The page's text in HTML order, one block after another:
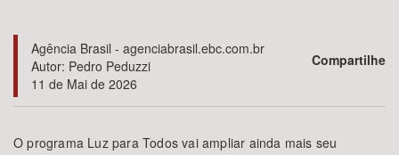
Bioma / Bacia
Tema
Agência Brasil - agenciabrasil.ebc.com.br
Autor: Pedro Peduzzi
11 de Mai de 2026
Compartilhe
O programa Luz para Todos vai ampliar ainda mais seu